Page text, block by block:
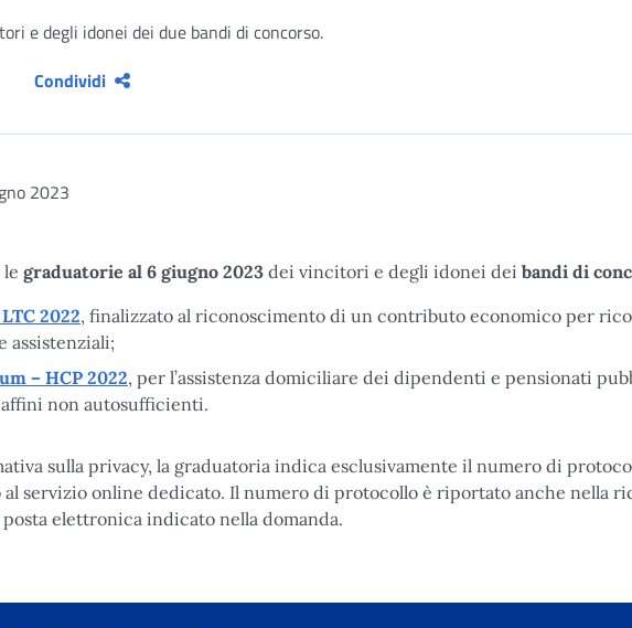
e degli idonei dei due bandi di concorso.
Condividi
2023
graduatorie al 6 giugno 2023 dei vincitori e degli idonei dei bandi di
2022, finalizzato al riconoscimento di un contributo economico per
assistenziali;
– HCP 2022, per l’assistenza domiciliare dei dipendenti e pensionati
non autosufficienti.
sulla privacy, la graduatoria indica esclusivamente il numero di
servizio online dedicato. Il numero di protocollo è riportato anche nella
elettronica indicato nella domanda.